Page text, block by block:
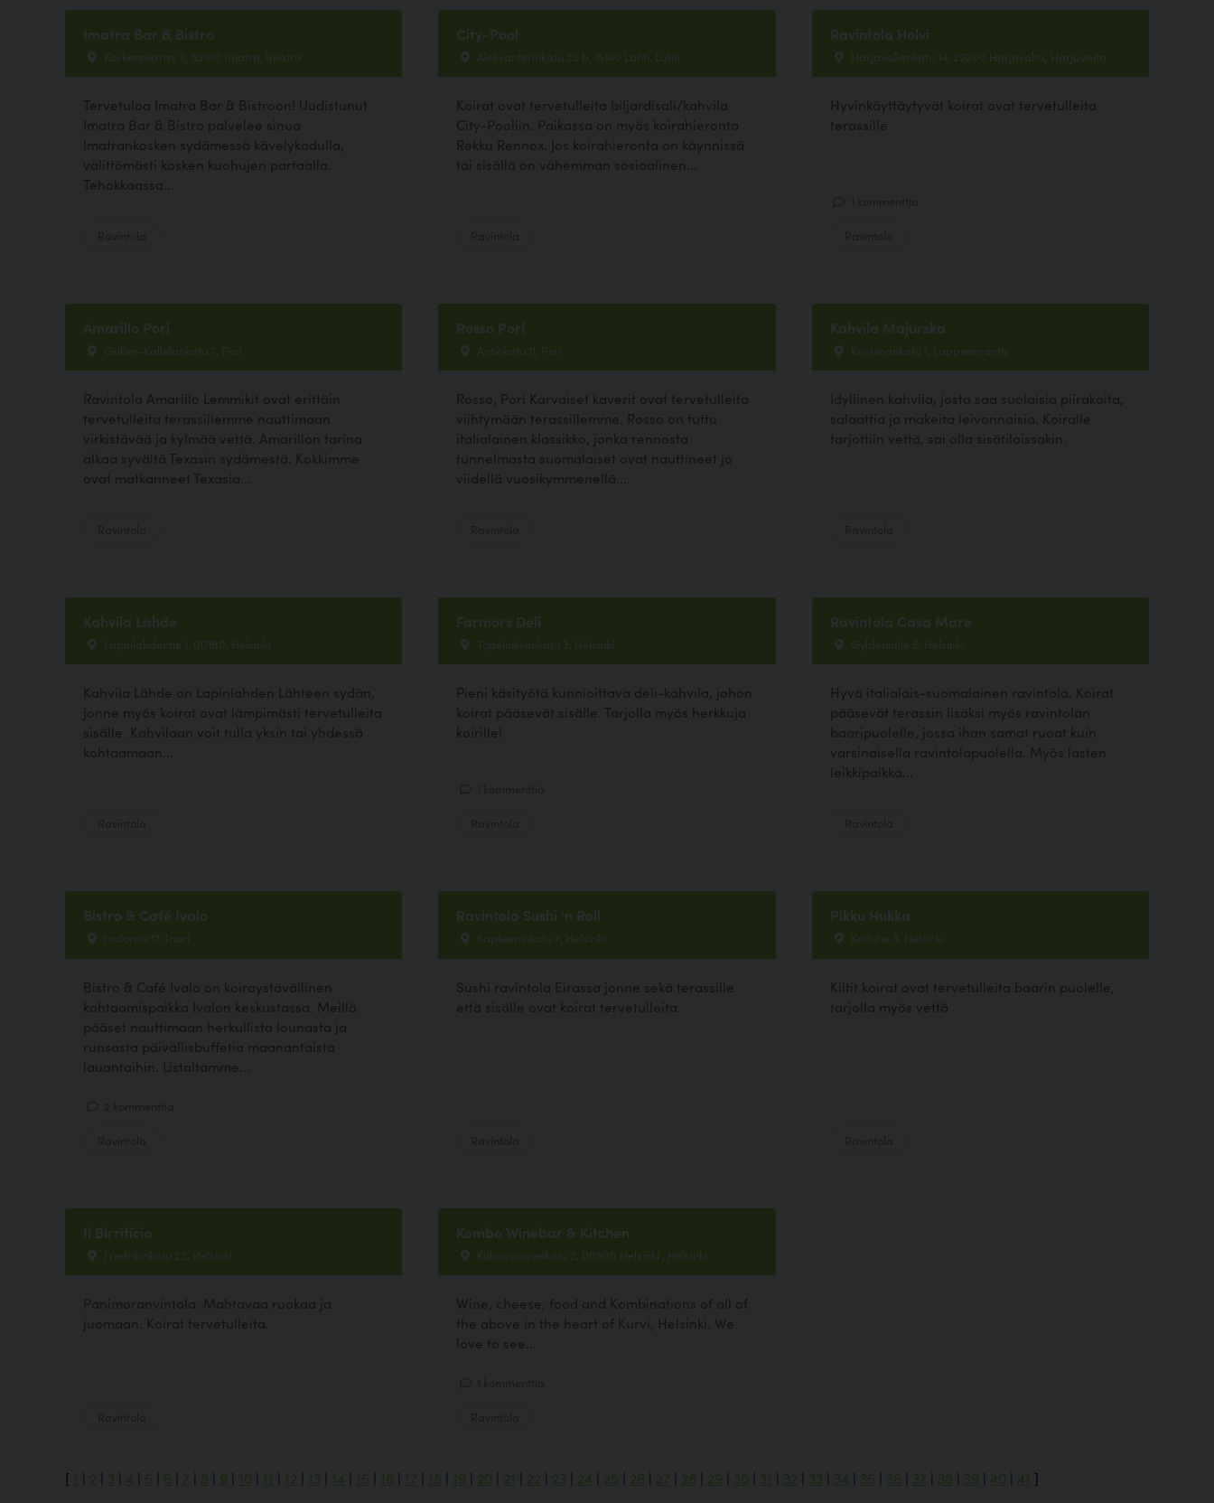
Imatra Bar & Bistro
Koskenparras 3, 55100 Imatra, Imatra
Tervetuloa Imatra Bar & Bistroon! Uudistunut
Imatra Bar & Bistro palvelee sinua
Imatrankosken sydämessä kävelykadulla,
välittömästi kosken kuohujen partaalla.
Tehokkaassa...
City-Pool
Aleksanterinkatu 25 b, 15140 Lahti, Lahti
Koirat ovat tervetulleita biljardisali/kahvila
City-Pooliin. Paikassa on myös koirahieronta
Rekku Rennox. Jos koirahieronta on käynnissä
tai sisällä on vähemman sosiaalinen...
Ravintola Holvi
Harjavallankatu 14, 29200 Harjavalta, Harjavalta
Hyvinkäyttäytyvät koirat ovat tervetulleita
terassille
Amarillo Pori
Gallen-Kallelankatu 7, Pori
Ravintola Amarillo Lemmikit ovat erittäin
tervetulleita terassillemme nauttimaan
virkistävää ja kylmää vettä. Amarillon tarina
alkaa syvältä Texasin sydämestä. Kokkimme
ovat matkanneet Texasia...
Rosso Pori
Antinkatu 11, Pori
Rosso, Pori Karvaiset kaverit ovat tervetulleita
viihtymään terassillemme. Rosso on tuttu
italialainen klassikko, jonka rennosta
tunnelmasta suomalaiset ovat nauttineet jo
viidellä vuosikymmenellä....
Kahvila Majurska
Kristiinankatu 1, Lappeenranta
Idyllinen kahvila, josta saa suolaisia piirakoita,
salaattia ja makeita leivonnaisia. Koiralle
tarjottiin vettä, sai olla sisätiloissakin.
Kahvila Lähde
Lapinlahdentie 1, 00180, Helsinki
Kahvila Lähde on Lapinlahden Lähteen sydän,
jonne myös koirat ovat lämpimästi tervetulleita
sisälle. Kahvilaan voit tulla yksin tai yhdessä
kohtaamaan...
Farmors Deli
Topeliuksenkatu 3, Helsinki
Pieni käsityötä kunnioittava deli-kahvila, johon
koirat pääsevät sisälle. Tarjolla myös herkkuja
koirille!
Ravintola Casa Mare
Gyldenintie 6, Helsinki
Hyvä italialais-suomalainen ravintola. Koirat
pääsevät terassin lisäksi myös ravintolan
baaripuolelle, jossa ihan samat ruoat kuin
varsinaisella ravintolapuolella. Myös lasten
leikkipaikka...
Bistro & Café Ivalo
Ivalontie 17, Inari
Bistro & Café Ivalo on koiraystävällinen
kohtaamispaikka Ivalon keskustassa. Meillä
pääset nauttimaan herkullista lounasta ja
runsasta päivällisbuffetia maanantaista
lauantaihin. Listaltamme...
Ravintola Sushi 'n Roll
Kapteeninkatu 7, Helsinki
Sushi ravintola Eirassa jonne sekä terassille
että sisälle ovat koirat tervetulleita.
Pikku Hukka
Kettutie 3, Helsinki
Kiltit koirat ovat tervetulleita baarin puolelle,
tarjolla myös vettä
Il Birrificio
Fredrikinkatu 22, Helsinki
Panimoranvintola. Mahtavaa ruokaa ja
juomaan. Koirat tervetulleita.
Kombo Winebar & Kitchen
Kulmavuorenkatu 2, 00500 Helsinki , Helsinki
Wine, cheese, food and Kombinations of all of
the above in the heart of Kurvi, Helsinki. We
love to see...
[ 1 2 3 4 5 6 7 8 9 10 11 12 13 14 15 16 17 18 19 20 21 22 23 24 25 26 27 28 29 30 31 32 33 34 35 36 37 38 39 40 41 ]